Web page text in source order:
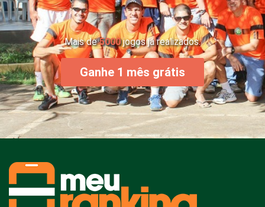
Mais de5000jogos já realizados.
Ganhe 1 mês grátis